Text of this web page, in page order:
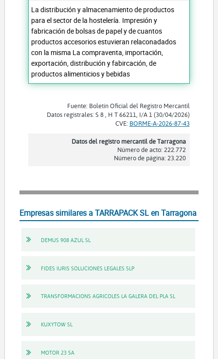
La distribución y almacenamiento de productos
para el sector de la hostelería. Impresión y
fabricación de bolsas de papel y de cuantos
productos accesorios estuvieran relaconadados
con la misma La compraventa, importación,
exportación, distribución y fabircación, de
productos alimenticios y bebidas
Fuente: Boletín Oficial del Registro Mercantil
Datos registrales: S 8 , H T 66211, I/A 1 (30/04/2026)
CVE: BORME-A-2026-87-43
Datos del registro mercantil de Tarragona
Número de acto: 222.772
Número de página: 23.220
Empresas similares a TARRAPACK SL en Tarragona
DEMUS 908 AZUL SL
FIDES IURIS SOLUCIONES LEGALES SLP
TRANSFORMACIONS AGRICOLES LA GALERA DEL PLA SL
KUXYTOW SL
MOTOR 23 SA